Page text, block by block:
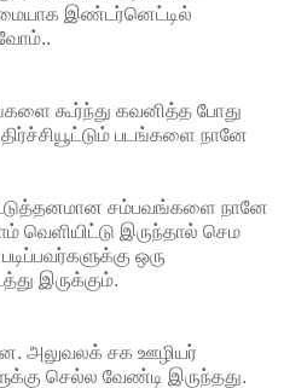
இண்டர்னெட்டில்
கூர்ந்து கவனித்த போது
படங்களை நானே
சம்பவங்களை நானே
வெளியிட்டு இருந்தால் செம
ஒரு
இருக்கும்.
அலுவலக் சக ஊழியர்
செல்ல வேண்டி இருந்தது.